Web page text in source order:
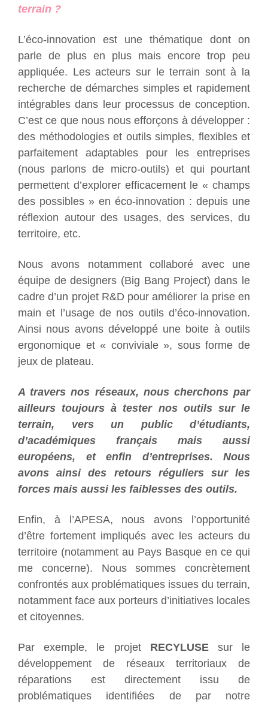
terrain ?
L’éco-innovation est une thématique dont on
parle de plus en plus mais encore trop peu
appliquée. Les acteurs sur le terrain sont à la
recherche de démarches simples et rapidement
intégrables dans leur processus de conception.
C’est ce que nous nous efforçons à développer :
des méthodologies et outils simples, flexibles et
parfaitement adaptables pour les entreprises
(nous parlons de micro-outils) et qui pourtant
permettent d’explorer efficacement le « champs
des possibles » en éco-innovation : depuis une
réflexion autour des usages, des services, du
territoire, etc.
Nous avons notamment collaboré avec une
équipe de designers (Big Bang Project) dans le
cadre d’un projet R&D pour améliorer la prise en
main et l’usage de nos outils d’éco-innovation.
Ainsi nous avons développé une boite à outils
ergonomique et « conviviale », sous forme de
jeux de plateau.
A travers nos réseaux, nous cherchons par
ailleurs toujours à tester nos outils sur le
terrain, vers un public d’étudiants,
d’académiques français mais aussi
européens, et enfin d’entreprises. Nous
avons ainsi des retours réguliers sur les
forces mais aussi les faiblesses des outils.
Enfin, à l’APESA, nous avons l’opportunité
d’être fortement impliqués avec les acteurs du
territoire (notamment au Pays Basque en ce qui
me concerne). Nous sommes concrètement
confrontés aux problématiques issues du terrain,
notamment face aux porteurs d’initiatives locales
et citoyennes.
Par exemple, le projet RECYLUSEsur le
développement de réseaux territoriaux de
réparations est directement issu de
problématiques identifiées de par notre